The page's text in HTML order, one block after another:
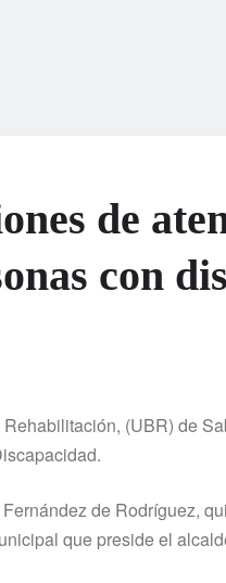
de
con
(UBR) de
de Rodríguez,
que preside el